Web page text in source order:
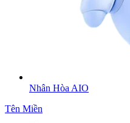
Nhân Hòa AIO
Tên Miền